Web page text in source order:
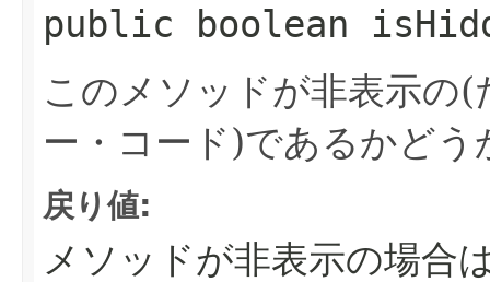
public boolean
このメソッドが非表示の
ー・コード)であるかどう
戻り値:
メソッドが非表示の場合